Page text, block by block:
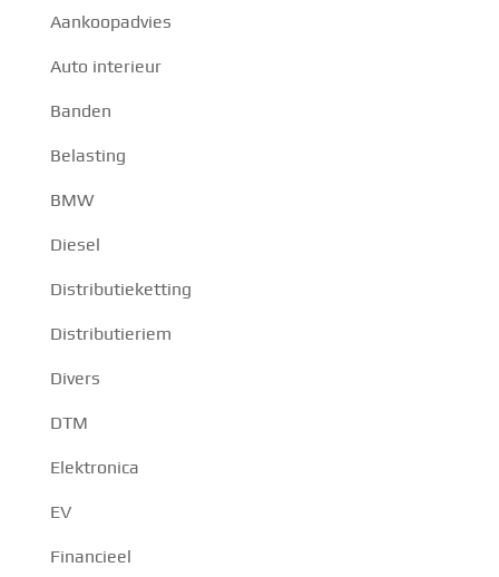
Aankoopadvies
Auto interieur
Banden
Belasting
BMW
Diesel
Distributieketting
Distributieriem
Divers
DTM
Elektronica
EV
Financieel